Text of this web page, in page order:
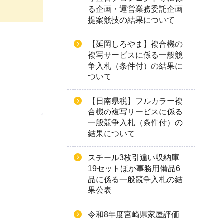
る企画・運営業務委託企画
提案競技の結果について
【延岡しろやま】複合機の
複写サービスに係る一般競
争入札（条件付）の結果に
ついて
【日南県税】フルカラー複
合機の複写サービスに係る
一般競争入札（条件付）の
結果について
スチール3枚引違い収納庫
19セットほか事務用備品6
品に係る一般競争入札の結
果公表
令和8年度宮崎県家屋評価